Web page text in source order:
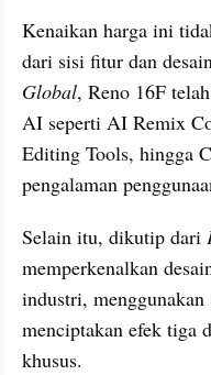
Kenaikan harga ini
dari sisi fitur dan
Global, Reno 16F
AI seperti AI Remix
Editing Tools, hingga
pengalaman
Selain itu, dikutip dari
memperkenalkan
industri,
menciptakan efek tiga
khusus.